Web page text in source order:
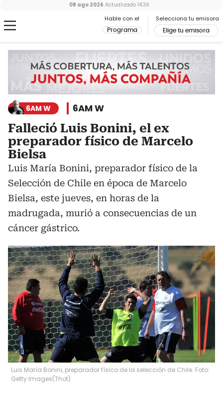
Hable con el
Programa
Selecciona tu emisora
Elige tu emisora
08 ago 2026 Actualizado 14:36
6AM W 6AM W
Falleció Luis Bonini, el ex
preparador físico de Marcelo
Bielsa
Luis María Bonini, preparador físico de la
Selección de Chile en época de Marcelo
Bielsa, este jueves, en horas de la
madrugada, murió a consecuencias de un
cáncer gástrico.
Luis María Bonini, preparador físico de la selección de Chile. Foto:
Getty Images(Thot)